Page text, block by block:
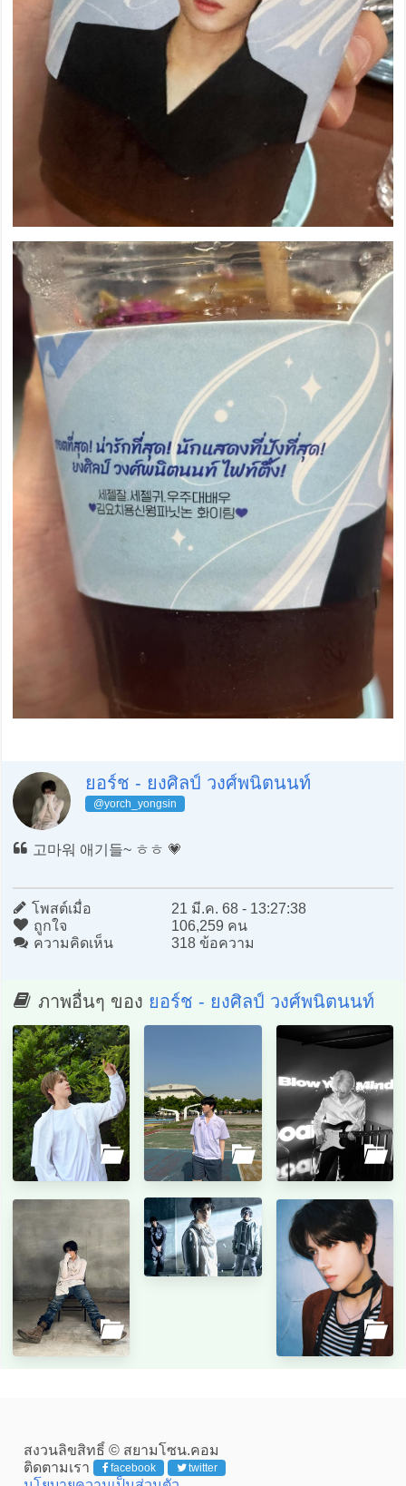
ยอร์ช - ยงศิลป์ วงศ์พนิตนนท์
@yorch_yongsin
고마워 애기들~ ㅎㅎ 💗
โพสต์เมื่อ
21 มี.ค. 68 - 13:27:38
ถูกใจ
106,259 คน
ความคิดเห็น
318 ข้อความ
ภาพอื่นๆ ของ ยอร์ช - ยงศิลป์ วงศ์พนิตนนท์
สงวนลิขสิทธิ์ © สยามโซน.คอม
ติดตามเรา
facebook twitter